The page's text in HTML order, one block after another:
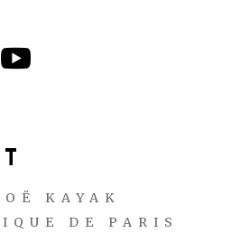

KAYAK
DE PARIS